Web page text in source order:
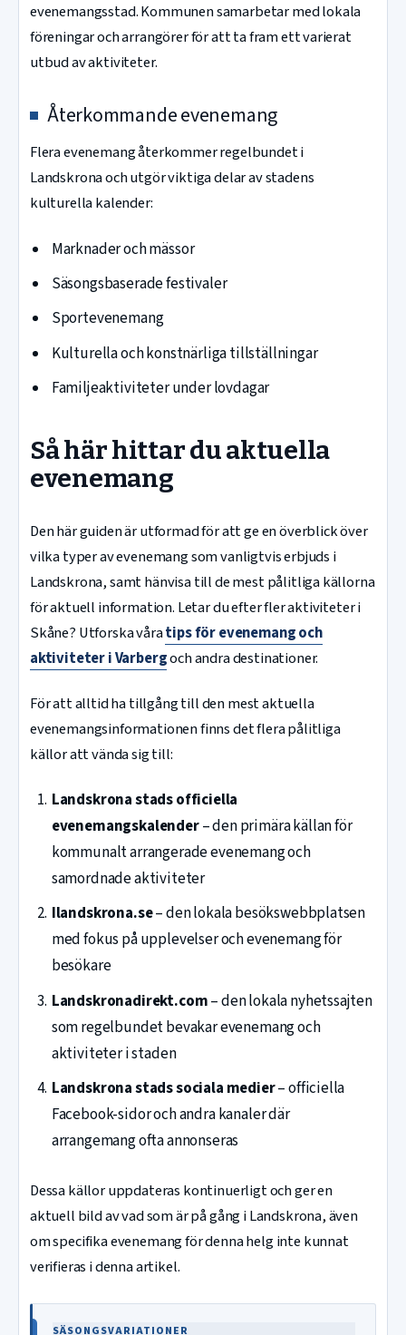
evenemangsstad. Kommunen samarbetar med lokala
föreningar och arrangörer för att ta fram ett varierat
utbud av aktiviteter.
Återkommande evenemang
Flera evenemang återkommer regelbundet i
Landskrona och utgör viktiga delar av stadens
kulturella kalender:
Marknader och mässor
Säsongsbaserade festivaler
Sportevenemang
Kulturella och konstnärliga tillställningar
Familjeaktiviteter under lovdagar
Så här hittar du aktuella
evenemang
Den här guiden är utformad för att ge en överblick över
vilka typer av evenemang som vanligtvis erbjuds i
Landskrona, samt hänvisa till de mest pålitliga källorna
för aktuell information. Letar du efter fler aktiviteter i
Skåne? Utforska våratips för evenemang och
aktiviteter i Varbergoch andra destinationer.
För att alltid ha tillgång till den mest aktuella
evenemangsinformationen finns det flera pålitliga
källor att vända sig till:
Landskrona stads officiella
evenemangskalender– den primära källan för
kommunalt arrangerade evenemang och
samordnade aktiviteter
Ilandskrona.se– den lokala besökswebbplatsen
med fokus på upplevelser och evenemang för
besökare
Landskronadirekt.com– den lokala nyhetssajten
som regelbundet bevakar evenemang och
aktiviteter i staden
Landskrona stads sociala medier– officiella
Facebook-sidor och andra kanaler där
arrangemang ofta annonseras
Dessa källor uppdateras kontinuerligt och ger en
aktuell bild av vad som är på gång i Landskrona, även
om specifika evenemang för denna helg inte kunnat
verifieras i denna artikel.
SÄSONGSVARIATIONER